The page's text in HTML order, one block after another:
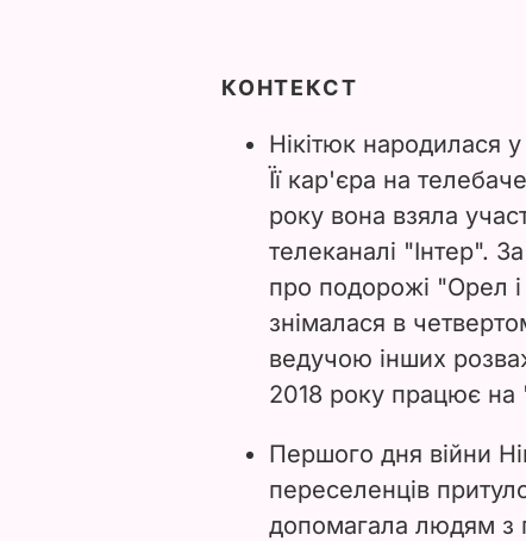
КОНТЕКСТ
Нікітюк народилася
Її кар'єра на
року вона взяла
телеканалі "Інтер".
про подорожі "Орел
знімалася в
ведучою інших
2018 року працює на
Першого дня війни
переселенців
допомагала людям з